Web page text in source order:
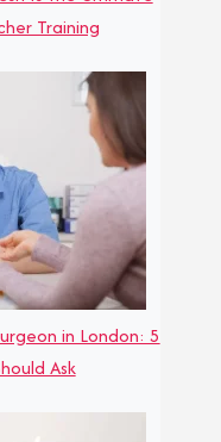
Training
in London: 5
Ask